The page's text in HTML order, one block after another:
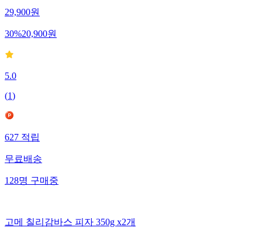
29,900원
30%20,900원
5.0
(1)
627적립
무료배송
128명구매중
고메 칠리감바스 피자 350g x2개